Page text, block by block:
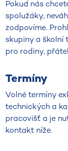
Pokud nás
spolužáky,
zodpovíme.
skupiny a školní
pro rodiny,
Termíny
Volné termíny
technických a
pracovišť a je
kontakt níže.